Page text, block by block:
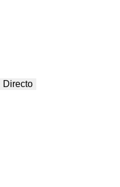
Directo